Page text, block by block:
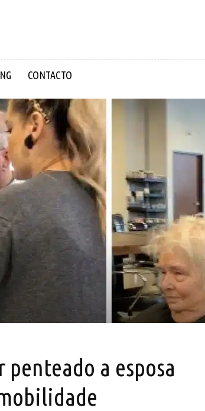
CONTACTO
penteado a esposa